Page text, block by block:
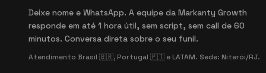
Deixe nome e WhatsApp. A equipe da Markanty Growth
responde em até 1 hora útil, sem script, sem call de 60
minutos. Conversa direta sobre o seu funil.
Atendimento Brasil 🇧🇷, Portugal 🇵🇹 e LATAM. Sede: Niterói/RJ.